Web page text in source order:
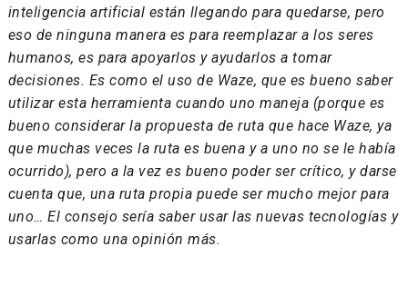
inteligencia artificial están llegando para quedarse, pero
eso de ninguna manera es para reemplazar a los seres
humanos, es para apoyarlos y ayudarlos a tomar
decisiones. Es como el uso de Waze, que es bueno saber
utilizar esta herramienta cuando uno maneja (porque es
bueno considerar la propuesta de ruta que hace Waze, ya
que muchas veces la ruta es buena y a uno no se le había
ocurrido), pero a la vez es bueno poder ser crítico, y darse
cuenta que, una ruta propia puede ser mucho mejor para
uno… El consejo sería saber usar las nuevas tecnologías y
usarlas como una opinión más.